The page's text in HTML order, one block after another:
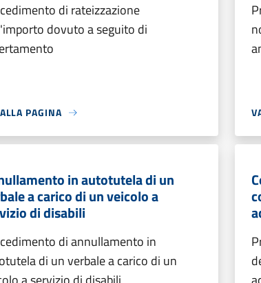
di rateizzazione
dovuto a seguito di
PAGINA
in autotutela di un
a carico di un veicolo a
di disabili
di annullamento in
di un verbale a carico di un